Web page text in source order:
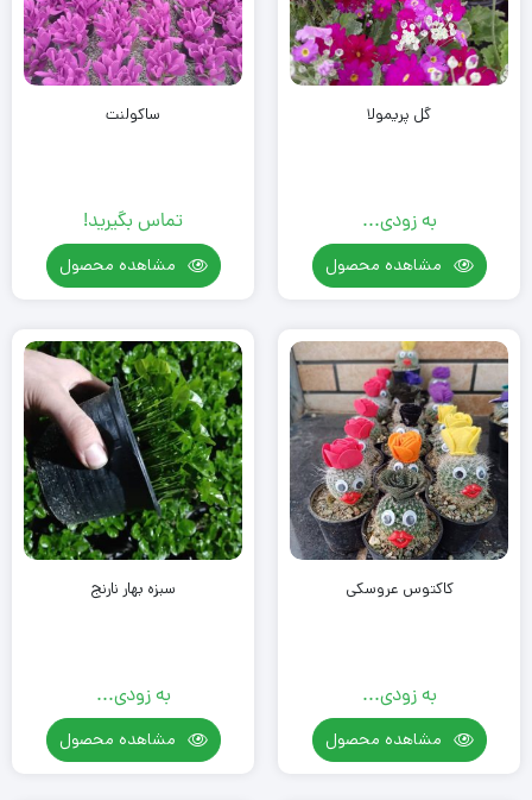
گل پریمولا
به زودی...
مشاهده محصول
ساکولنت
تماس بگیرید!
مشاهده محصول
کاکتوس عروسکی
به زودی...
مشاهده محصول
سبزه بهار نارنج
به زودی...
مشاهده محصول